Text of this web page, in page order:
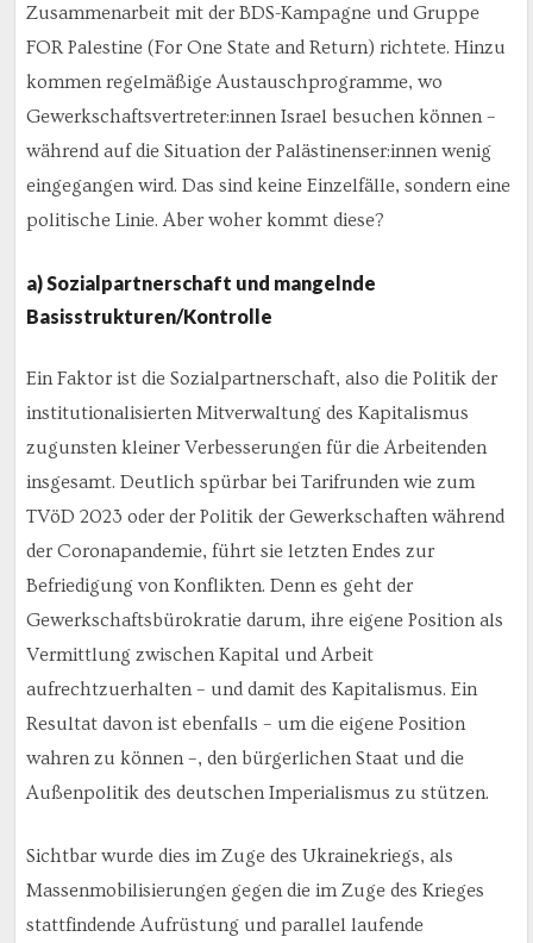
Zusammenarbeit mit der BDS-Kampagne und Gruppe
FOR Palestine (For One State and Return) richtete. Hinzu
kommen regelmäßige Austauschprogramme, wo
Gewerkschaftsvertreter:innen Israel besuchen können –
während auf die Situation der Palästinenser:innen wenig
eingegangen wird. Das sind keine Einzelfälle, sondern eine
politische Linie. Aber woher kommt diese?
a) Sozialpartnerschaft und mangelnde
Basisstrukturen/Kontrolle
Ein Faktor ist die Sozialpartnerschaft, also die Politik der
institutionalisierten Mitverwaltung des Kapitalismus
zugunsten kleiner Verbesserungen für die Arbeitenden
insgesamt. Deutlich spürbar bei Tarifrunden wie zum
TVöD 2023 oder der Politik der Gewerkschaften während
der Coronapandemie, führt sie letzten Endes zur
Befriedigung von Konflikten. Denn es geht der
Gewerkschaftsbürokratie darum, ihre eigene Position als
Vermittlung zwischen Kapital und Arbeit
aufrechtzuerhalten – und damit des Kapitalismus. Ein
Resultat davon ist ebenfalls – um die eigene Position
wahren zu können –, den bürgerlichen Staat und die
Außenpolitik des deutschen Imperialismus zu stützen.
Sichtbar wurde dies im Zuge des Ukrainekriegs, als
Massenmobilisierungen gegen die im Zuge des Krieges
stattfindende Aufrüstung und parallel laufende